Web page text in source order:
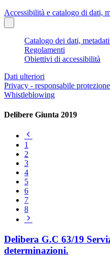
Accessibilità e catalogo di dati,
Catalogo dei dati,
Regolamenti
Obiettivi di accessibilità
Dati ulteriori
Privacy - responsabile
Whistleblowing
Delibere Giunta 2019
1
2
3
4
5
6
7
8
Delibera G.C 63/19
determinazioni.